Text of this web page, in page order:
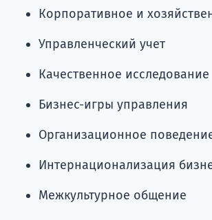
Корпоративное и
Управленческий учет
Качественное исследование
Бизнес-игры управления
Организационное
Интернационализация
Межкультурное общение